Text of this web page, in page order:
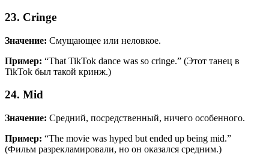
23. Cringe
Значение: Смущающее или неловкое.
Пример: “That TikTok dance was so cringe.” (Этот танец в
TikTok был такой кринж.)
24. Mid
Значение: Средний, посредственный, ничего особенного.
Пример: “The movie was hyped but ended up being mid.”
(Фильм разрекламировали, но он оказался средним.)